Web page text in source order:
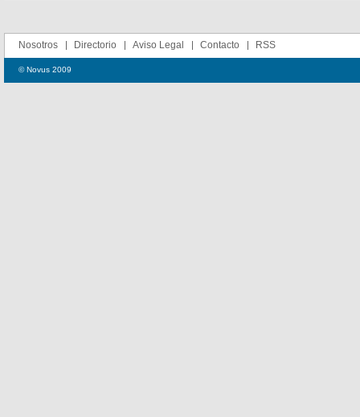
Nosotros Directorio Aviso Legal Contacto RSS
© Novus 2009